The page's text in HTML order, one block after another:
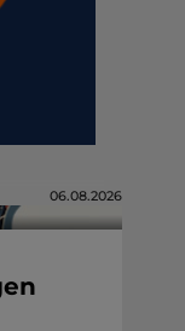
06.08.2026